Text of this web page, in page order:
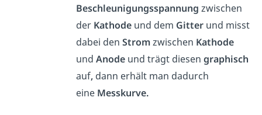
Beschleunigungsspannung zwischen
der Kathode und dem Gitter und misst
dabei denStromzwischen Kathode
undAnode und trägt diesengraphisch
auf, dann erhält man dadurch
eine Messkurve.